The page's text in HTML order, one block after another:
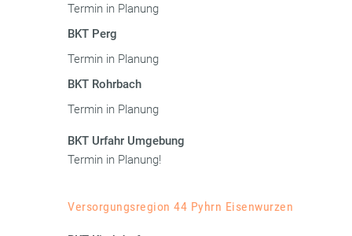
Termin in Planung
BKT Perg
Termin in Planung
BKT Rohrbach
Termin in Planung
BKT Urfahr Umgebung
Termin in Planung!
Versorgungsregion 44 Pyhrn Eisenwurzen